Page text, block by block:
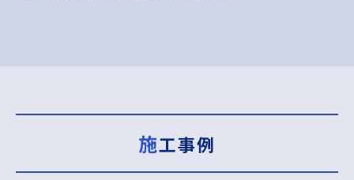
施工事例